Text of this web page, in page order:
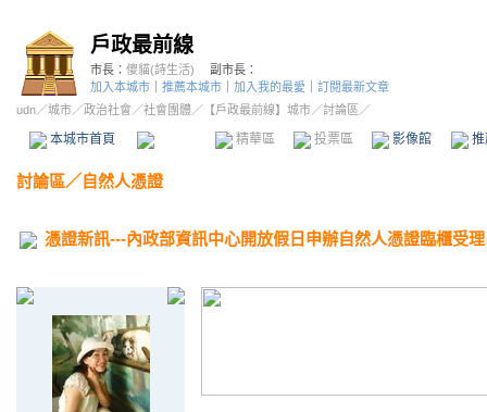
戶政最前線
市長： 傻貓(詩生活)
副市長：
加入本城市
推薦本城市 加入我的最愛
訂閱最新文章
udn／城市／政治社會 ／社會團體／ 【戶政最前線】城市／討論區／
本城市首頁 精華區 投票區 影像館
討論區／自然人憑證
憑證新訊---內政部資訊中心開放假日申辦自然人憑證臨櫃受理